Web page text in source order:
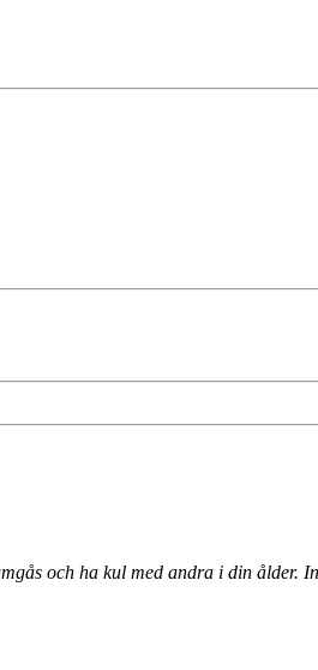
och ha kul med andra i din